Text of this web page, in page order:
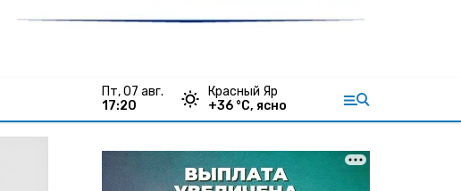
пт, 07 авг.
17:20
Красный Яр
+36 °С, ясно